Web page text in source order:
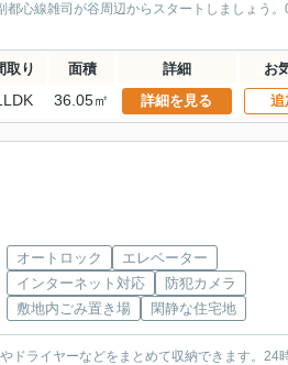
心線雑司が谷周辺からスタートしましょう
取り 面積 詳細 お
36.05㎡ 詳細を見る 追
オートロック
エレベーター
インターネット対応
防犯カメラ
敷地内ごみ置き場
閑静な住宅地
ドライヤーなどをまとめて収納できます。24